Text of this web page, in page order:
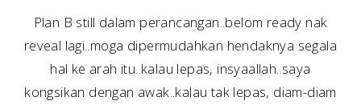
Plan B still dalam perancangan..belom ready nak
reveal lagi..moga dipermudahkan hendaknya segala
hal ke arah itu..kalau lepas, insyaallah..saya
kongsikan dengan awak..kalau tak lepas, diam-diam